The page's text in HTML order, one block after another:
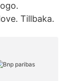
Tillbaka.